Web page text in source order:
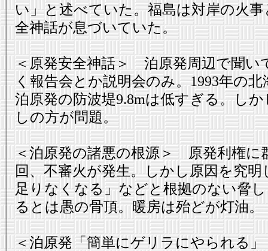
い」と述べていた。福島は対岸の火
全神話が息づいていた。
＜原発安全神話＞ 泊原発周辺で聞い
く報告会とか説明会のみ。1993年の
泊原発の防波堤9.8mは低すぎる。し
しの方が問題。
＜泊原発の諸悪の根源＞ 原発利権に
回、不審火が発生。しかし原因を究
足りなくなる」などと根拠のない脅
るとは愚の骨頂。暖房は殆どが灯油。
＜泊原発「簡単にゲリラにやられる